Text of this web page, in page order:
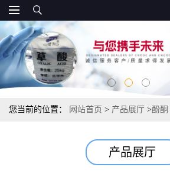
您当前的位置： 网站首页 > 产品展厅 >酚酮
产品展厅